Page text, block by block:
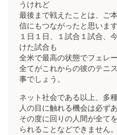
うけれど
最後まで戦えたことは、ご
信にもつながったと思います
１日１日、１試合１試合、
けた試合も
全米で最高の状態でフェレ
全てがこれからの彼のテニ
事でしょう。
ネット社会である以上、多
人の目に触れる機会は必ず
その度に回りの人間が全て
られることなどできません。